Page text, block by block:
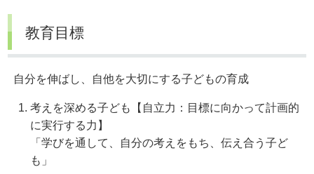
教育目標
自分を伸ばし、自他を大切にする子どもの育成
考えを深める子ども【自立力：目標に向かって計画的
に実行する力】
「学びを通して、自分の考えをもち、伝え合う子ど
も」